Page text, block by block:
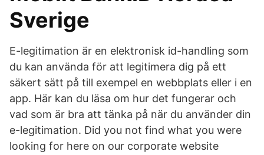
Sverige
E-legitimation är en elektronisk id-handling som
du kan använda för att legitimera dig på ett
säkert sätt på till exempel en webbplats eller i en
app. Här kan du läsa om hur det fungerar och
vad som är bra att tänka på när du använder din
e-legitimation. Did you not find what you were
looking for here on our corporate website